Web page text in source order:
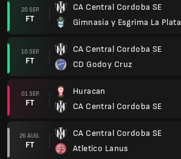
20 SEP.
FT
CA Central Cordoba SE
Gimnasia y Esgrima La Plata
10 SEP.
FT
CA Central Cordoba SE
CD Godoy Cruz
01 SEP.
FT
Huracan
CA Central Cordoba SE
26 AUG.
FT
CA Central Cordoba SE
Atletico Lanus